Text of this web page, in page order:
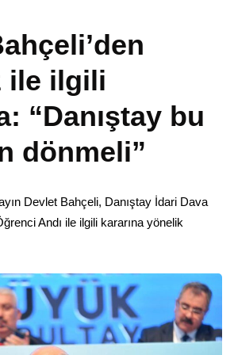
ile ilgili
“Danıştay bu
dönmeli”
Devlet Bahçeli, Danıştay İdari Dava
Andı ile ilgili kararına yönelik